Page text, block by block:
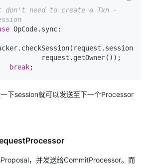
need to create a Txn -
OpCode.sync:
break
下session就可以发送至下一个Processor
，并发送给CommitProcessor。而